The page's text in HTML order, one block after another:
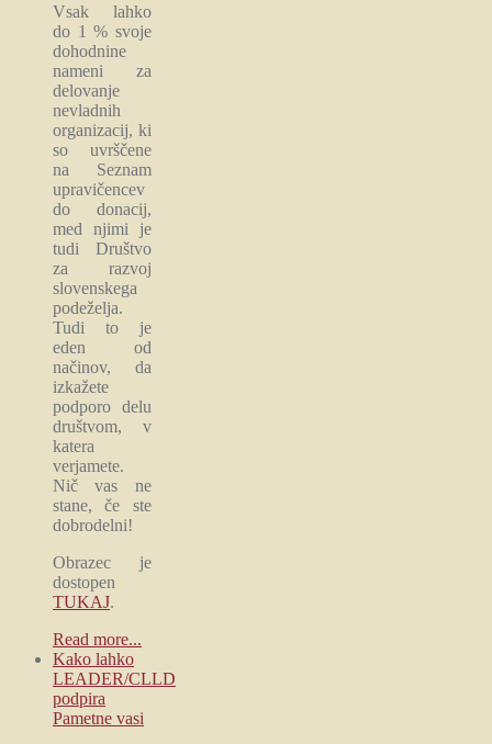
Vsak lahko
do 1 % svoje
dohodnine
nameni za
delovanje
nevladnih
organizacij, ki
so uvrščene
na Seznam
upravičencev
do donacij,
med njimi je
tudi Društvo
za razvoj
slovenskega
podeželja.
Tudi to je
eden od
načinov, da
izkažete
podporo delu
društvom, v
katera
verjamete.
Nič vas ne
stane, če ste
dobrodelni!
Obrazec je
dostopen
TUKAJ.
Read more...
Kako lahko
LEADER/CLLD
podpira
Pametne vasi